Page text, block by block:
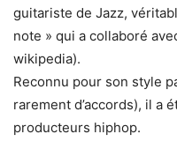
guitariste de Jazz,
note » qui a collaboré
wikipedia).
Reconnu pour son style
rarement d’accords), il a
producteurs hiphop.